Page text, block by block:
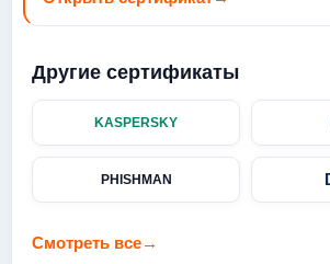
Другие сертификаты
KASPERSKY
PHISHMAN
Смотреть все→